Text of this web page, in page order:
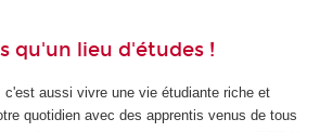
qu'un lieu d'études !
c'est aussi vivre une vie étudiante riche et
quotidien avec des apprentis venus de tous